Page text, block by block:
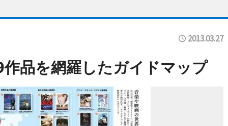
2013.03.27
品を網羅したガイドマップ